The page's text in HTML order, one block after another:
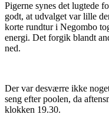
Pigerne synes det lugtede
godt, at udvalget var lille
korte rundtur i Negombo
energi. Det forgik blandt
ned.
Der var desværre ikke
seng efter poolen, da
klokken 19.30.